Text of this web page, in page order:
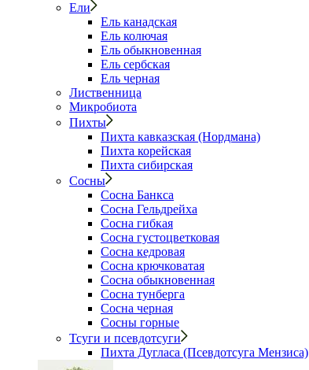
Ели
Ель канадская
Ель колючая
Ель обыкновенная
Ель сербская
Ель черная
Лиственница
Микробиота
Пихты
Пихта кавказская (Нордмана)
Пихта корейская
Пихта сибирская
Сосны
Сосна Банкса
Сосна Гельдрейха
Сосна гибкая
Сосна густоцветковая
Сосна кедровая
Сосна крючковатая
Сосна обыкновенная
Сосна тунберга
Сосна черная
Сосны горные
Тсуги и псевдотсуги
Пихта Дугласа (Псевдотсуга Мензиса)